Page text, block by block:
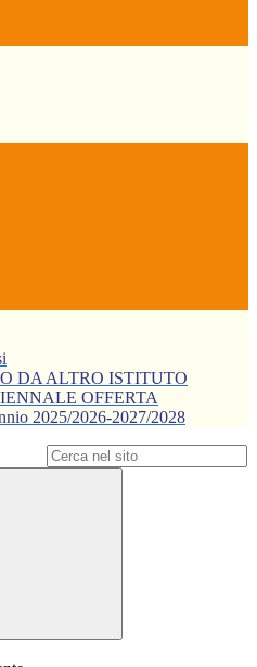
DA ALTRO ISTITUTO
OFFERTA
2025/2026-2027/2028